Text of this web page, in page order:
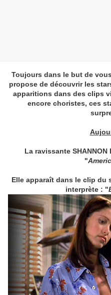
Toujours dans le but de
propose de découvrir les
apparitions dans des clips
encore choristes, ces
La ravissante
"
Elle apparaît dans le clip du
interprète : "